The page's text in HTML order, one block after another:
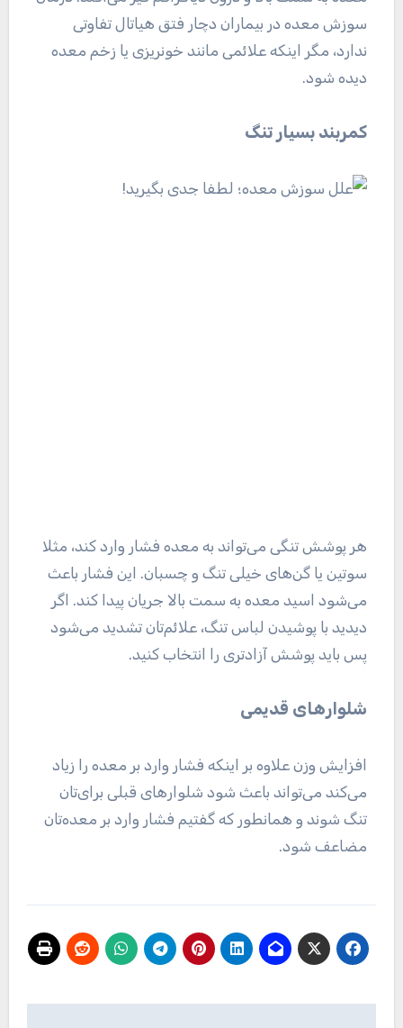
سوزش معده در بیماران دچار فتق هیاتال تفاوتی
ندارد، مگر اینکه علائمی مانند خونریزی یا زخم معده
دیده شود.
کمربند بسیار تنگ
هر پوشش تنگی می‌تواند به معده فشار وارد کند، مثلا
سوتین یا گن‌های خیلی تنگ و چسبان. این فشار باعث
می‌شود اسید معده به سمت بالا جریان پیدا کند. اگر
دیدید با پوشیدن لباس تنگ، علائم‌تان تشدید می‌شود
پس باید پوشش آزادتری را انتخاب کنید.
شلوار‌های قدیمی
افزایش وزن علاوه بر اینکه فشار وارد بر معده را زیاد
می‌کند می‌تواند باعث شود شلوار‌های قبلی برای‌تان
تنگ شوند و همانطور که گفتیم فشار وارد بر معده‌تان
مضاعف شود.